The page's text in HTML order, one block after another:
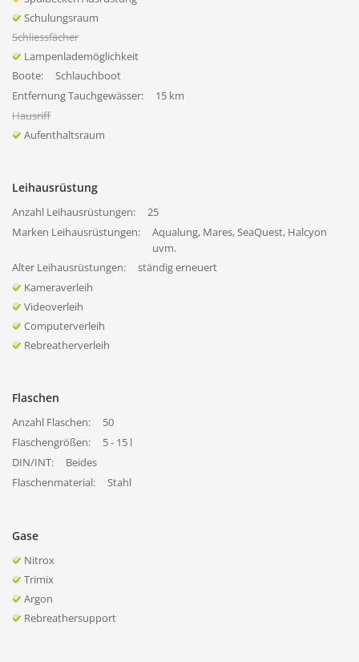
Schulungsraum
Schliessfächer
Lampenlademöglichkeit
Boote:
Schlauchboot
Entfernung Tauchgewässer:
15 km
Hausriff
Aufenthaltsraum
Leihausrüstung
Anzahl Leihausrüstungen:
25
Marken Leihausrüstungen:
Aqualung, Mares, SeaQuest, Halcyon
uvm.
Alter Leihausrüstungen:
ständig erneuert
Kameraverleih
Videoverleih
Computerverleih
Rebreatherverleih
Flaschen
Anzahl Flaschen:
50
Flaschengrößen:
5 - 15 l
DIN/INT:
Beides
Flaschenmaterial:
Stahl
Gase
Nitrox
Trimix
Argon
Rebreathersupport